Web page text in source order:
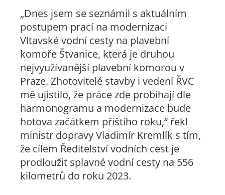
„Dnes jsem se seznámil s aktuálním
postupem prací na modernizaci
Vltavské vodní cesty na plavební
komoře Štvanice, která je druhou
nejvyužívanější plavební komorou v
Praze. Zhotovitelé stavby i vedení ŘVC
mě ujistilo, že práce zde probíhají dle
harmonogramu a modernizace bude
hotova začátkem příštího roku,“ řekl
ministr dopravy Vladimír Kremlík s tím,
že cílem Ředitelství vodních cest je
prodloužit splavné vodní cesty na 556
kilometrů do roku 2023.